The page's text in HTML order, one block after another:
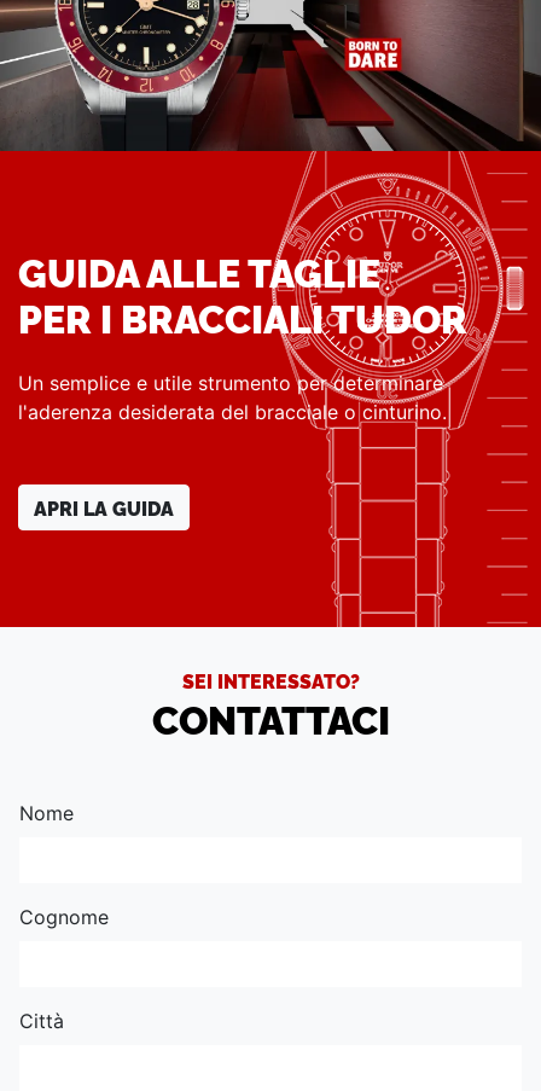
GUIDA ALLE TAGLIE
PER I BRACCIALI TUDOR
Un semplice e utile strumento per determinare
l'aderenza desiderata del bracciale o cinturino.
APRI LA GUIDA
SEI INTERESSATO?
CONTATTACI
Nome
Cognome
Città